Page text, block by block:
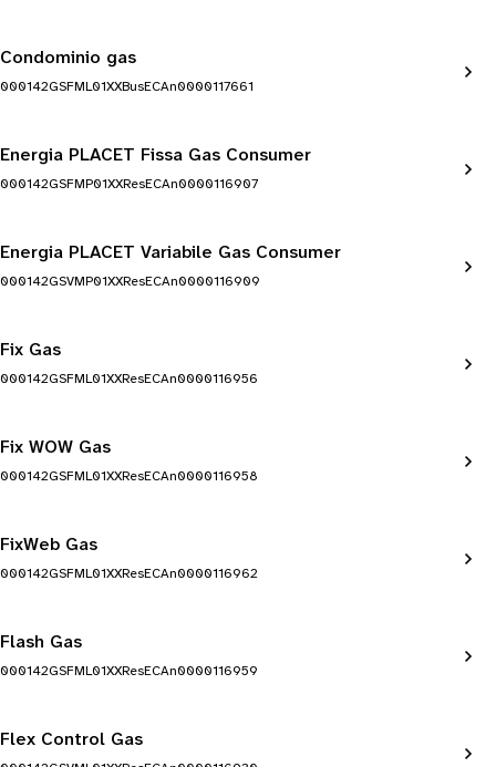
Condominio gas
000142GSFML01XXBusECAn0000117661
Energia PLACET Fissa Gas Consumer
000142GSFMP01XXResECAn0000116907
Energia PLACET Variabile Gas Consumer
000142GSVMP01XXResECAn0000116909
Fix Gas
000142GSFML01XXResECAn0000116956
Fix WOW Gas
000142GSFML01XXResECAn0000116958
FixWeb Gas
000142GSFML01XXResECAn0000116962
Flash Gas
000142GSFML01XXResECAn0000116959
Flex Control Gas